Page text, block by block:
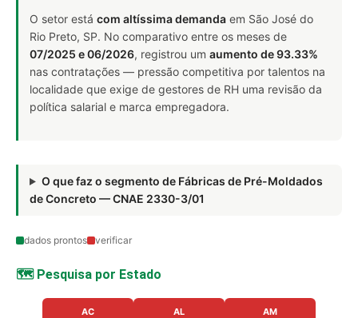
O setor está com altíssima demanda em São José do
Rio Preto, SP. No comparativo entre os meses de
07/2025 e 06/2026, registrou um aumento de 93.33%
nas contratações — pressão competitiva por talentos na
localidade que exige de gestores de RH uma revisão da
política salarial e marca empregadora.
O que faz o segmento de Fábricas de Pré-Moldados
de Concreto — CNAE 2330-3/01
dados prontos verificar
🗺️ Pesquisa por Estado
AC AL AM